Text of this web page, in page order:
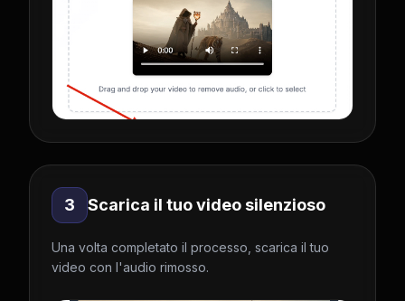
3 Scarica il tuo video silenzioso
Una volta completato il processo, scarica il tuo
video con l'audio rimosso.